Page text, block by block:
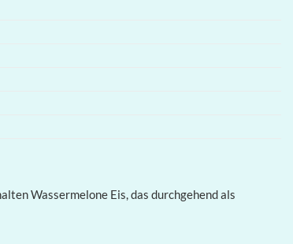
Wassermelone Eis, das durchgehend als